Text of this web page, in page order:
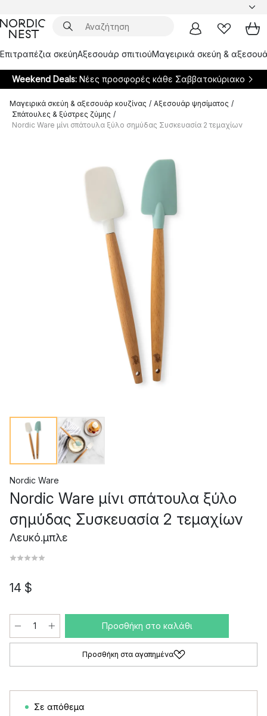
Επιτραπέζια σκεύηΑξεσουάρ σπιτιούΜαγειρικά σκεύη &
Weekend Deals: Νέες προσφορές κάθε Σαββατοκύριακο
Μαγειρικά σκεύη & αξεσουάρ κουζίνας / Αξεσουάρ ψησίματος /
Σπάτουλες & ξύστρες ζύμης /
Nordic Ware μίνι σπάτουλα ξύλο σημύδας Συσκευασία 2 τεμαχίων
Nordic Ware
Nordic Ware μίνι σπάτουλα ξύλο
σημύδας Συσκευασία 2 τεμαχίων
Λευκό.μπλε
14 $
Προσθήκη στο καλάθι
Προσθήκη στα αγαπημένα
Σε απόθεμα